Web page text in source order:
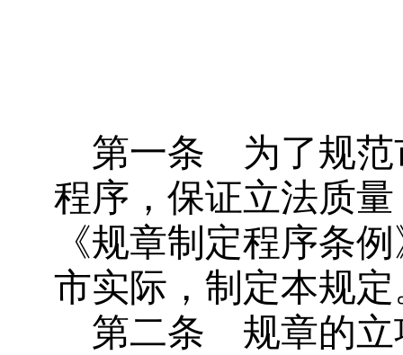
第一条
为了规
程序，保证立法质
《规章制定程序条
市实际，制定本规定
第二条
规章的